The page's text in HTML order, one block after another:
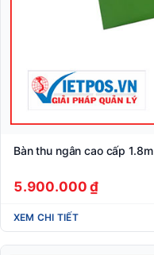
Bàn thu ngân cao cấp 1.8m
5.900.000 ₫
XEM CHI TIẾT